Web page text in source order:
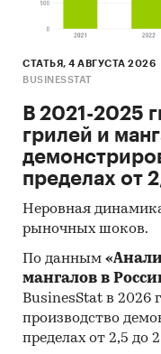
СТАТЬЯ, 4 АВГУСТА 2026
BUSINESSTAT
В 2021-2025
грилей и
пределах от
Неровная
рыночных шоков.
По данным
мангалов в
BusinesStat в 2026
производство
пределах от 2,5 до